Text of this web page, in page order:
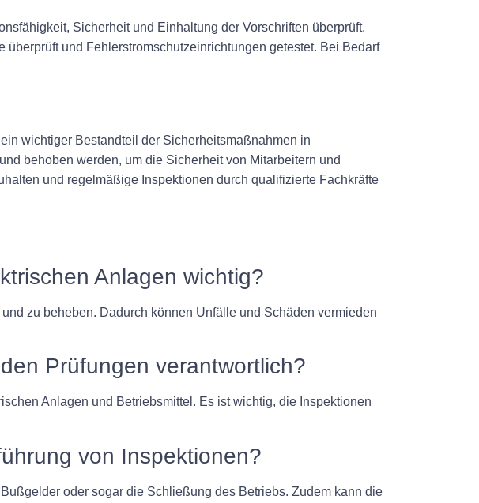
Sicherheit und Einhaltung der Vorschriften überprüft.
und Fehlerstromschutzeinrichtungen getestet. Bei Bedarf
wichtiger Bestandteil der Sicherheitsmaßnahmen in
behoben werden, um die Sicherheit von Mitarbeitern und
und regelmäßige Inspektionen durch qualifizierte Fachkräfte
Anlagen wichtig?
zu beheben. Dadurch können Unfälle und Schäden vermieden
Prüfungen verantwortlich?
Anlagen und Betriebsmittel. Es ist wichtig, die Inspektionen
von Inspektionen?
oder sogar die Schließung des Betriebs. Zudem kann die